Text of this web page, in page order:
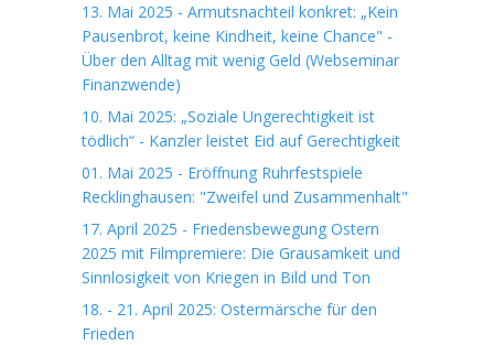
13. Mai 2025 - Armutsnachteil konkret: „Kein
Pausenbrot, keine Kindheit, keine Chance" -
Über den Alltag mit wenig Geld (Webseminar
Finanzwende)
10. Mai 2025: „Soziale Ungerechtigkeit ist
tödlich“ - Kanzler leistet Eid auf Gerechtigkeit
01. Mai 2025 - Eröffnung Ruhrfestspiele
Recklinghausen: "Zweifel und Zusammenhalt"
17. April 2025 - Friedensbewegung Ostern
2025 mit Filmpremiere: Die Grausamkeit und
Sinnlosigkeit von Kriegen in Bild und Ton
18. - 21. April 2025: Ostermärsche für den
Frieden